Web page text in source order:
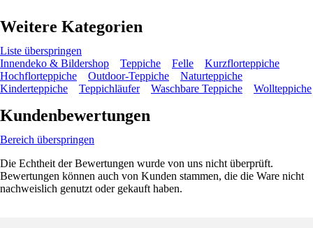
Weitere Kategorien
Liste überspringen
Innendeko & Bildershop
Teppiche Felle
Kurzflorteppiche
Hochflorteppiche
Outdoor-Teppiche
Naturteppiche
Kinderteppiche
Teppichläufer Waschbare Teppiche Wollteppiche
Kundenbewertungen
Bereich überspringen
Die Echtheit der Bewertungen wurde von uns nicht überprüft.
Bewertungen können auch von Kunden stammen, die die Ware nicht
nachweislich genutzt oder gekauft haben.